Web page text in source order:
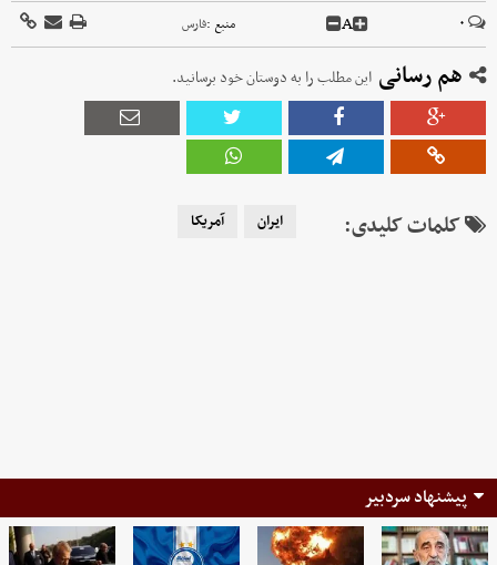
۰ A منبع :فارس
هم رسانی این مطلب را به دوستان خود برسانید.
کلمات کلیدی: ایران آمریکا
پیشنهاد سردبیر